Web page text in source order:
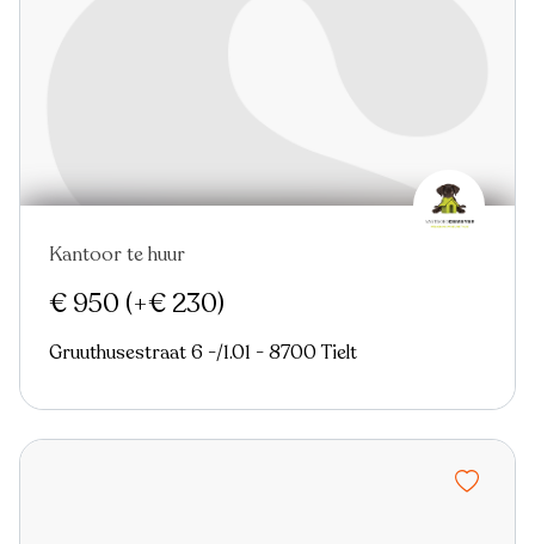
Kantoor te huur
€ 950 (+€ 230)
Gruuthusestraat 6 -/1.01 - 8700 Tielt